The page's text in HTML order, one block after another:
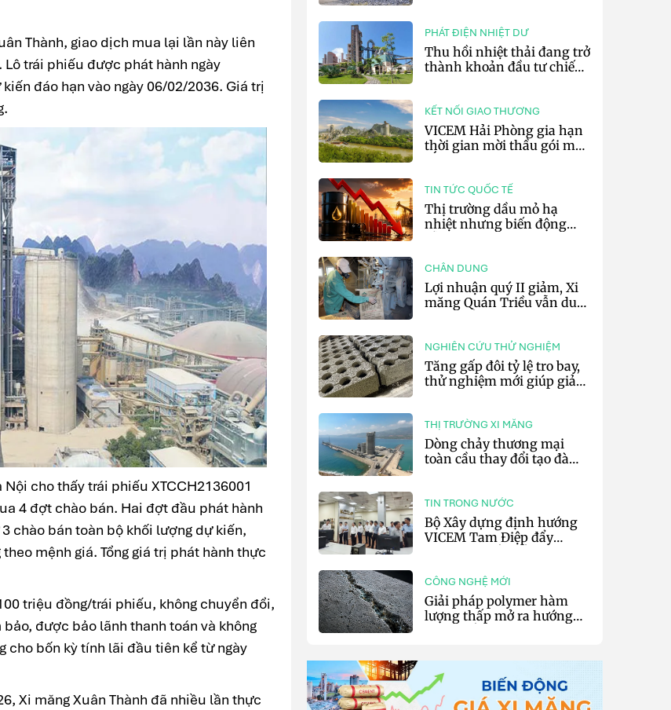
Thành, giao dịch mua lại lần này liên
trái phiếu được phát hành ngày
đáo hạn vào ngày 06/02/2036. Giá trị
cho thấy trái phiếu XTCCH2136001
4 đợt chào bán. Hai đợt đầu phát hành
chào bán toàn bộ khối lượng dự kiến,
mệnh giá. Tổng giá trị phát hành thực
triệu đồng/trái phiếu, không chuyển đổi,
được bảo lãnh thanh toán và không
cho bốn kỳ tính lãi đầu tiên kể từ ngày
Xi măng Xuân Thành đã nhiều lần thực
PHÁT ĐIỆN NHIỆT DƯ
Thu hồi nhiệt thải đang trở
thành khoản đầu tư chiến
KẾT NỐI GIAO THƯƠNG
VICEM Hải Phòng gia hạn
thời gian mời thầu gói mua
TIN TỨC QUỐC TẾ
Thị trường dầu mỏ hạ
nhiệt nhưng biến động
CHÂN DUNG
Lợi nhuận quý II giảm, Xi
măng Quán Triều vẫn duy
NGHIÊN CỨU THỬ NGHIỆM
Tăng gấp đôi tỷ lệ tro bay,
thử nghiệm mới giúp giảm
THỊ TRƯỜNG XI MĂNG
Dòng chảy thương mại
toàn cầu thay đổi tạo đà
TIN TRONG NƯỚC
Bộ Xây dựng định hướng
VICEM Tam Điệp đẩy
CÔNG NGHỆ MỚI
Giải pháp polymer hàm
lượng thấp mở ra hướng